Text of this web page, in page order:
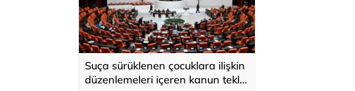
Suça sürüklenen çocuklara ilişkin
düzenlemeleri içeren kanun teklifi